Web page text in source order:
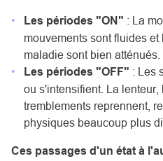
Les périodes "ON" : La
mouvements sont fluides
maladie sont bien atténués.
Les périodes "OFF" : Les
ou s'intensifient. La lenteur,
tremblements reprennent,
physiques beaucoup plus
Ces passages d'un état à